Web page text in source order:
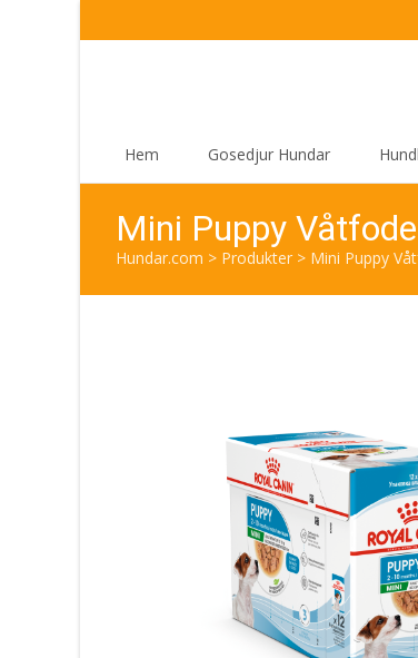
Hem Gosedjur Hundar
Mini Puppy
Hundar.com > Produkter > Mini Puppy